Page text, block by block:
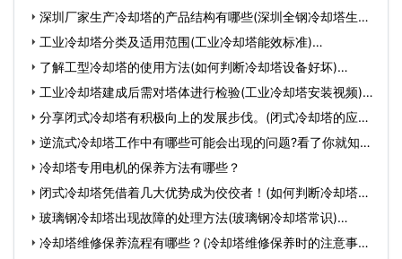
塔…深圳厂家生产冷却塔的产品结构有哪些(深圳全钢冷却塔生产
厂…工业冷却塔分类及适用范围(工业冷却塔能效标准)…
了解工型冷却塔的使用方法(如何判断冷却塔设备好坏)…
工业冷却塔建成后需对塔体进行检验(工业冷却塔安装视频)…
分享闭式冷却塔有积极向上的发展步伐。(闭式冷却塔的应用)
… 逆流式冷却塔工作中有哪些可能会出现的问题?看了你就知道
了…冷却塔专用电机的保养方法有哪些？
闭式冷却塔凭借着几大优势成为佼佼者！(如何判断冷却塔设
备好…
玻璃钢冷却塔出现故障的处理方法(玻璃钢冷却塔常识)…
冷却塔维修保养流程有哪些？(冷却塔维修保养时的注意事项)